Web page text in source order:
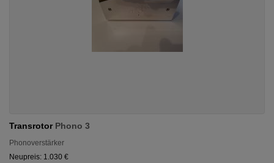
Transrotor Phono 3
Phonoverstärker
Neupreis: 1.030 €